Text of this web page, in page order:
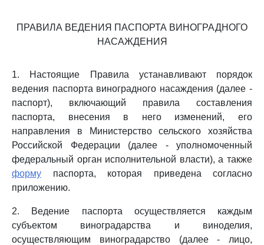
ПРАВИЛА ВЕДЕНИЯ ПАСПОРТА ВИНОГРАДНОГО
НАСАЖДЕНИЯ
1. Настоящие Правила устанавливают порядок
ведения паспорта виноградного насаждения (далее -
паспорт), включающий правила составления
паспорта, внесения в него изменений, его
направления в Министерство сельского хозяйства
Российской Федерации (далее - уполномоченный
федеральный орган исполнительной власти), а также
форму паспорта, которая приведена согласно
приложению.
2. Ведение паспорта осуществляется каждым
субъектом виноградарства и виноделия,
осуществляющим виноградарство (далее - лицо,